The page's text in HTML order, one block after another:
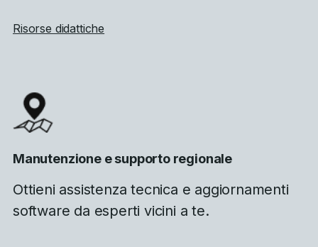
Risorse didattiche
Manutenzione e supporto regionale
Ottieni assistenza tecnica e aggiornamenti
software da esperti vicini a te.